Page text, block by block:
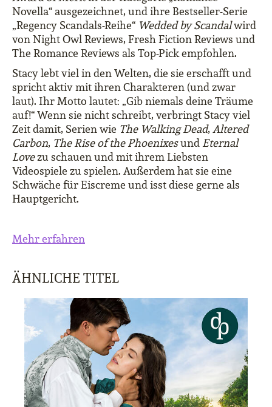
Novella“ ausgezeichnet, und ihre Bestseller-Serie
„Regency Scandals-Reihe“ Wedded by Scandalwird
von Night Owl Reviews, Fresh Fiction Reviews und
The Romance Reviews als Top-Pick empfohlen.
Stacy lebt viel in den Welten, die sie erschafft und
spricht aktiv mit ihren Charakteren (und zwar
laut). Ihr Motto lautet: „Gib niemals deine Träume
auf!“ Wenn sie nicht schreibt, verbringt Stacy viel
Zeit damit, Serien wie The Walking Dead,Altered
Carbon, The Rise of the Phoenixesund Eternal
Lovezu schauen und mit ihrem Liebsten
Videospiele zu spielen. Außerdem hat sie eine
Schwäche für Eiscreme und isst diese gerne als
Hauptgericht.
Mehr erfahren
ÄHNLICHE TITEL